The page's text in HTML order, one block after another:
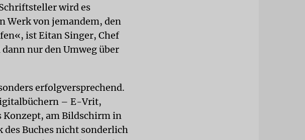
wird es
Werk von jemandem, den
ist Eitan Singer, Chef
nur den Umweg über
erfolgversprechend.
– E-Vrit,
Konzept, am Bildschirm in
Buches nicht sonderlich